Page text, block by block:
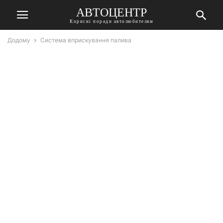
АВТОЦЕНТР
Корисні поради автолюбителям
Додому Система вприскування палива